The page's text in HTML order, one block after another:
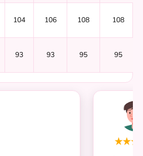
104 106 108 108
93 93 95 95